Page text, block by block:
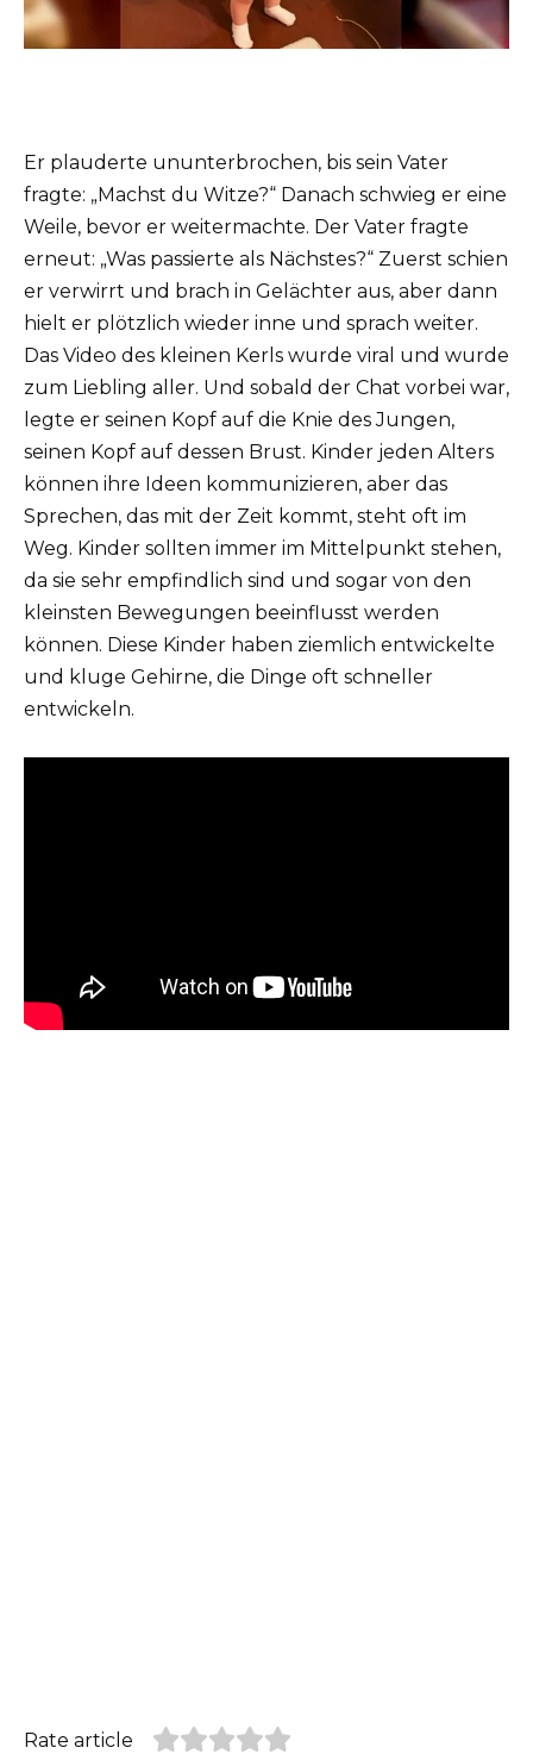
Er plauderte ununterbrochen, bis sein Vater
fragte: „Machst du Witze?“ Danach schwieg er eine
Weile, bevor er weitermachte. Der Vater fragte
erneut: „Was passierte als Nächstes?“ Zuerst schien
er verwirrt und brach in Gelächter aus, aber dann
hielt er plötzlich wieder inne und sprach weiter.
Das Video des kleinen Kerls wurde viral und wurde
zum Liebling aller. Und sobald der Chat vorbei war,
legte er seinen Kopf auf die Knie des Jungen,
seinen Kopf auf dessen Brust. Kinder jeden Alters
können ihre Ideen kommunizieren, aber das
Sprechen, das mit der Zeit kommt, steht oft im
Weg. Kinder sollten immer im Mittelpunkt stehen,
da sie sehr empfindlich sind und sogar von den
kleinsten Bewegungen beeinflusst werden
können. Diese Kinder haben ziemlich entwickelte
und kluge Gehirne, die Dinge oft schneller
entwickeln.
Rate article